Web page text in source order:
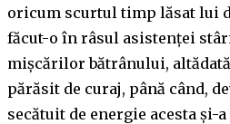
oricum scurtul timp lăsat lui
făcut-o în râsul asistenței
mișcărilor bătrânului,
părăsit de curaj, până când,
secătuit de energie acesta și-